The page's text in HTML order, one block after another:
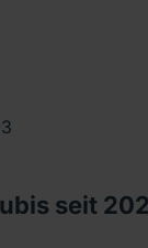
seit